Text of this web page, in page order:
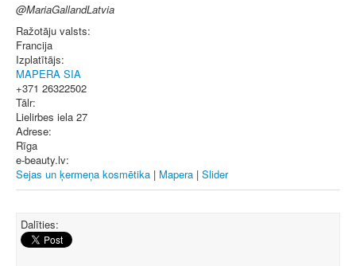
@MariaGallandLatvia
Ražotāju valsts:
Francija
Izplatītājs:
MAPERA SIA
+371 26322502
Tālr:
Lielirbes iela 27
Adrese:
Rīga
e-beauty.lv:
Sejas un ķermeņa kosmētika | Mapera | Slider
Dalīties: